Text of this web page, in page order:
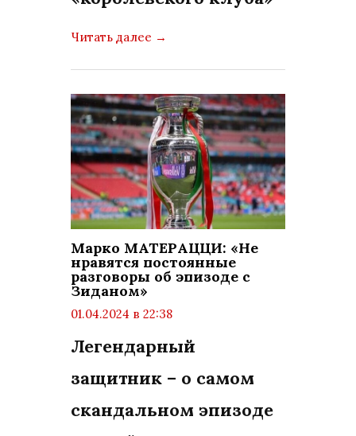
Читать далее →
Марко МАТЕРАЦЦИ: «Не
нравятся постоянные
разговоры об эпизоде с
Зиданом»
01.04.2024 в 22:38
комментариев: 0
Легендарный
защитник – о самом
скандальном эпизоде